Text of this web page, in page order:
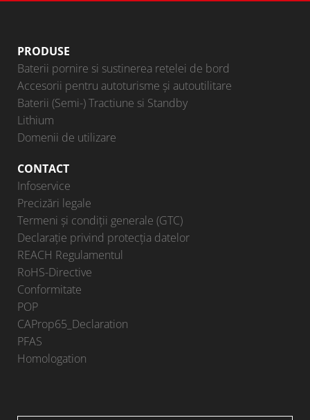
PRODUSE
Baterii pornire si sustinerea retelei de bord
Accesorii pentru autoturisme şi autoutilitare
Baterii (Semi-) Tractiune si Standby
Lithium
Domenii de utilizare
CONTACT
Infoservice
Precizări legale
Termeni și condiții generale (GTC)
Declarație privind protecția datelor
REACH Regulamentul
RoHS-Directive
Conformitate
POP
CAProp65_Declaration
PFAS
Homologation